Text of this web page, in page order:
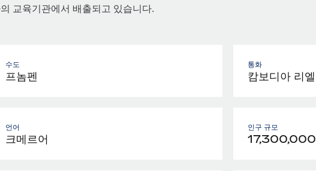
교육기관에서 배출되고 있습니다.
수도
프놈펜
통화
캄보디아 리엘
언어
크메르어
인구 규모
17,300,000